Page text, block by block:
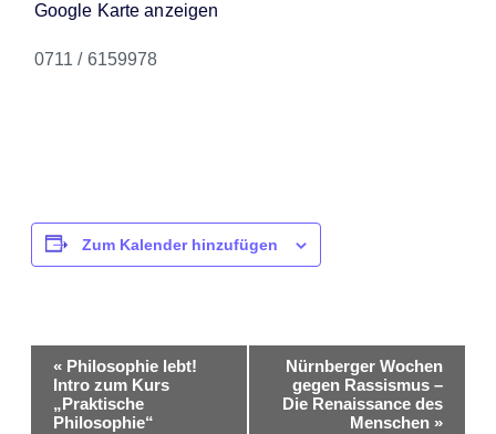
Google Karte anzeigen
0711 / 6159978
Zum Kalender hinzufügen
Veranstaltung-
Navigation
« Philosophie lebt!
Intro zum Kurs
„Praktische
Philosophie“
Nürnberger Wochen
gegen Rassismus –
Die Renaissance des
Menschen »